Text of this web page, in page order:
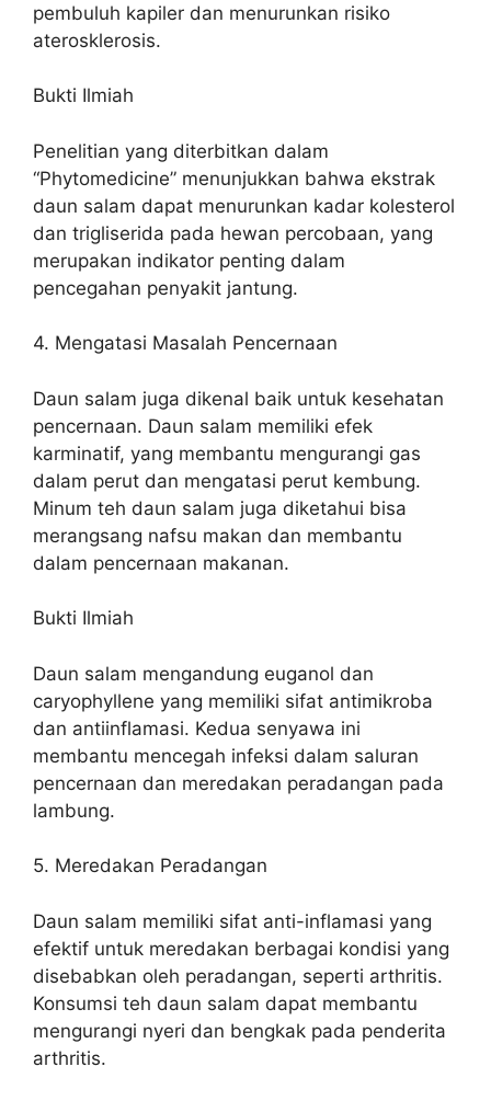
pembuluh kapiler dan menurunkan risiko
aterosklerosis.
Bukti Ilmiah
Penelitian yang diterbitkan dalam
“Phytomedicine” menunjukkan bahwa ekstrak
daun salam dapat menurunkan kadar kolesterol
dan trigliserida pada hewan percobaan, yang
merupakan indikator penting dalam
pencegahan penyakit jantung.
4. Mengatasi Masalah Pencernaan
Daun salam juga dikenal baik untuk kesehatan
pencernaan. Daun salam memiliki efek
karminatif, yang membantu mengurangi gas
dalam perut dan mengatasi perut kembung.
Minum teh daun salam juga diketahui bisa
merangsang nafsu makan dan membantu
dalam pencernaan makanan.
Bukti Ilmiah
Daun salam mengandung euganol dan
caryophyllene yang memiliki sifat antimikroba
dan antiinflamasi. Kedua senyawa ini
membantu mencegah infeksi dalam saluran
pencernaan dan meredakan peradangan pada
lambung.
5. Meredakan Peradangan
Daun salam memiliki sifat anti-inflamasi yang
efektif untuk meredakan berbagai kondisi yang
disebabkan oleh peradangan, seperti arthritis.
Konsumsi teh daun salam dapat membantu
mengurangi nyeri dan bengkak pada penderita
arthritis.